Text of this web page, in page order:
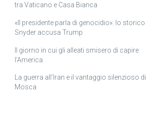
tra Vaticano e Casa Bianca
«Il presidente parla di genocidio»: lo storico
Snyder accusa Trump
Il giorno in cui gli alleati smisero di capire
l’America
La guerra all’Iran e il vantaggio silenzioso di
Mosca